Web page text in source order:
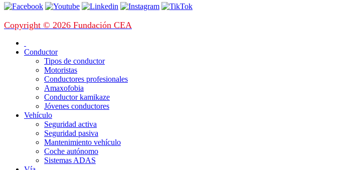
Copyright © 2026 Fundación CEA
Conductor
Tipos de conductor
Motoristas
Conductores profesionales
Amaxofobia
Conductor kamikaze
Jóvenes conductores
Vehículo
Seguridad activa
Seguridad pasiva
Mantenimiento vehículo
Coche autónomo
Sistemas ADAS